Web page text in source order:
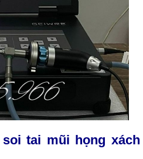
tai mũi họng xách